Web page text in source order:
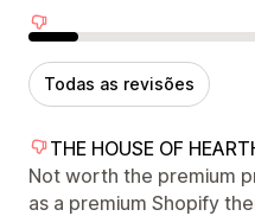
Avaliações negativas
Todas as revisões
THE HOUSE OF
Not worth the premium
as a premium Shopify